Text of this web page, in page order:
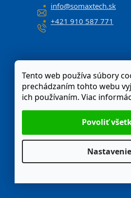
Tento web používa súbory
prechádzaním tohto webu
ich používaním. Viac
Nastavenie
info@somaxtech.sk
+421 910 587 771
Odstúpenie od zmluvy